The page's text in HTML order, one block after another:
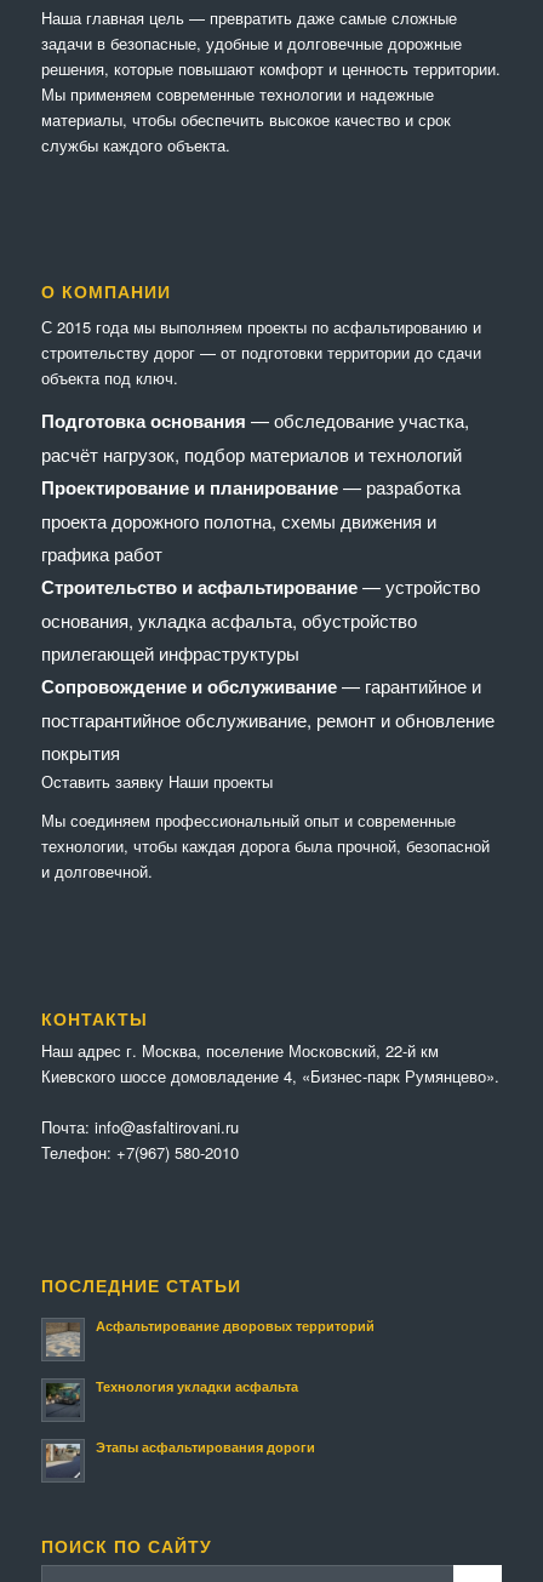
Наша главная цель — превратить даже самые сложные
задачи в безопасные, удобные и долговечные дорожные
решения, которые повышают комфорт и ценность территории.
Мы применяем современные технологии и надежные
материалы, чтобы обеспечить высокое качество и срок
службы каждого объекта.
О КОМПАНИИ
С 2015 года мы выполняем проекты по асфальтированию и
строительству дорог — от подготовки территории до сдачи
объекта под ключ.
Подготовка основания — обследование участка,
расчёт нагрузок, подбор материалов и технологий
Проектирование и планирование— разработка
проекта дорожного полотна, схемы движения и
графика работ
Строительство и асфальтирование— устройство
основания, укладка асфальта, обустройство
прилегающей инфраструктуры
Сопровождение и обслуживание— гарантийное и
постгарантийное обслуживание, ремонт и обновление
покрытия
Оставить заявку Наши проекты
Мы соединяем профессиональный опыт и современные
технологии, чтобы каждая дорога была прочной, безопасной
и долговечной.
КОНТАКТЫ
Наш адрес г. Москва, поселение Московский, 22-й км
Киевского шоссе домовладение 4, «Бизнес-парк Румянцево».
Почта: info@asfaltirovani.ru
Телефон: +7(967) 580-2010
ПОСЛЕДНИЕ СТАТЬИ
Асфальтирование дворовых территорий
Технология укладки асфальта
Этапы асфальтирования дороги
ПОИСК ПО САЙТУ